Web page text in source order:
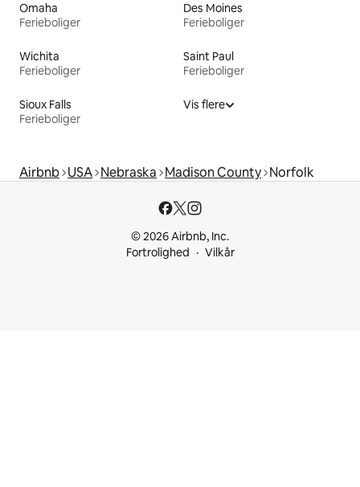
Omaha
Ferieboliger
Des Moines
Ferieboliger
Wichita
Ferieboliger
Saint Paul
Ferieboliger
Sioux Falls
Ferieboliger
Vis flere
Airbnb USA Nebraska Madison County Norfolk
© 2026 Airbnb, Inc.
Fortrolighed
Vilkår